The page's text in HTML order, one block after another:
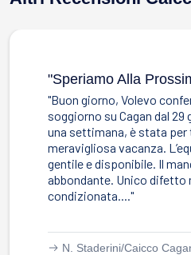
"speriamo Alla
"Buon giorno, Volevo
soggiorno su Cagan dal 29
una settimana, è stata
meravigliosa vacanza.
gentile e disponibile. Il
abbondante. Unico difetto
condizionata...."
N. Staderini/Caicco